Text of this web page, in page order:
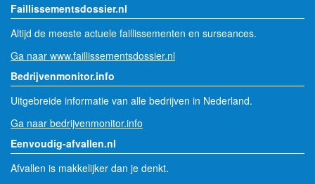
Faillissementsdossier.nl
Altijd de meeste actuele faillissementen en surseances.
Ga naar www.faillissementsdossier.nl
Bedrijvenmonitor.info
Uitgebreide informatie van alle bedrijven in Nederland.
Ga naar bedrijvenmonitor.info
Eenvoudig-afvallen.nl
Afvallen is makkelijker dan je denkt.